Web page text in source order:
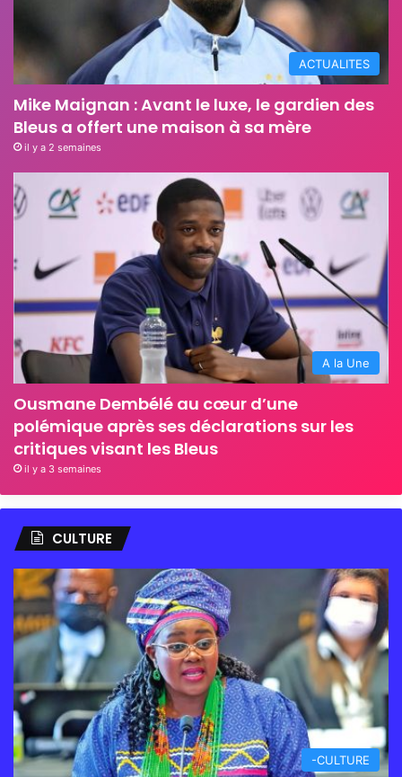
ACTUALITES
Mike Maignan : Avant le luxe, le gardien des
Bleus a offert une maison à sa mère
il y a 2 semaines
A la Une
Ousmane Dembélé au cœur d’une
polémique après ses déclarations sur les
critiques visant les Bleus
il y a 3 semaines
CULTURE
-CULTURE